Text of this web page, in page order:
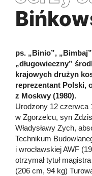
ps. „Binio”,
„długowieczny”
krajowych drużyn
reprezentant Polski,
z Moskwy (1980).
Urodzony 12 czerwca
w Zgorzelcu, syn
Władysławy Zych,
Technikum
i wrocławskiej AWF
otrzymał tytuł
(206 cm, 94 kg)